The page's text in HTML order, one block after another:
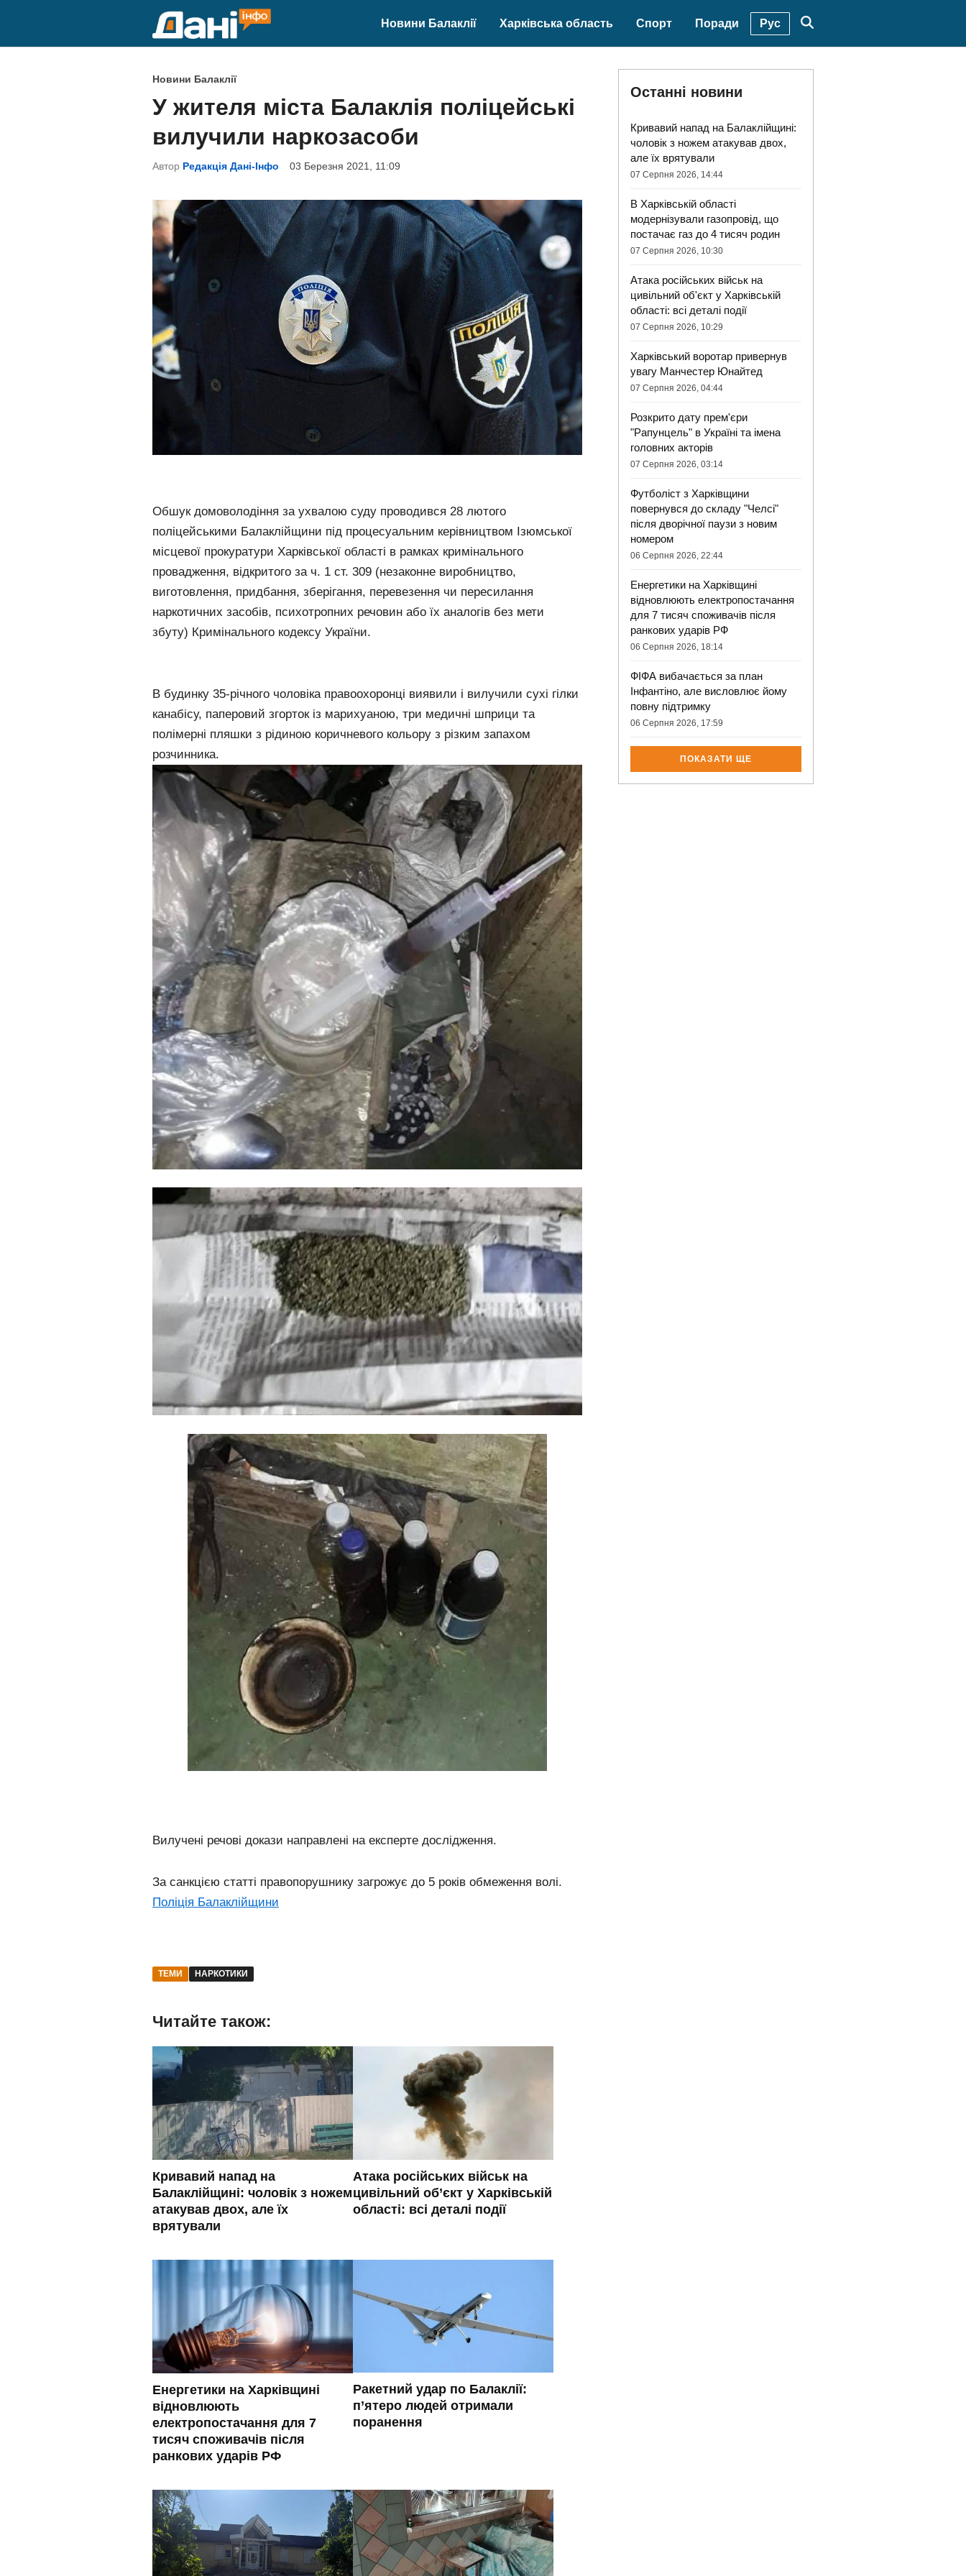
Новини Балаклії Харківська область Спорт Поради Рус
P
o
s
i
n
Новини Балаклії
У жителя міста Балаклія поліцейські
вилучили наркозасоби
Автор Редакція Дані-Інфо 03 Березня 2021, 11:09
Обшук домоволодіння за ухвалою суду проводився 28 лютого
поліцейськими Балаклійщини під процесуальним керівництвом Ізюмської
місцевої прокуратури Харківської області в рамках кримінального
провадження, відкритого за ч. 1 ст. 309 (незаконне виробництво,
виготовлення, придбання, зберігання, перевезення чи пересилання
наркотичних засобів, психотропних речовин або їх аналогів без мети
збуту) Кримінального кодексу України.
В будинку 35-річного чоловіка правоохоронці виявили і вилучили сухі гілки
канабісу, паперовий згорток із марихуаною, три медичні шприци та
полімерні пляшки з рідиною коричневого кольору з різким запахом
розчинника.
Вилучені речові докази направлені на експерте дослідження.
За санкцією статті правопорушнику загрожує до 5 років обмеження волі.
Поліція Балаклійщини
ТЕМИ НАРКОТИКИ
Читайте також:
Кривавий напад на
Балаклійщині: чоловік з ножем
атакував двох, але їх
врятували
Атака російських військ на
цивільний об’єкт у Харківській
області: всі деталі події
Енергетики на Харківщині
відновлюють
електропостачання для 7
тисяч споживачів після
ранкових ударів РФ
Ракетний удар по Балаклії:
п’ятеро людей отримали
поранення
Останні новини
Кривавий напад на Балаклійщині:
чоловік з ножем атакував двох,
але їх врятували
07 Серпня 2026, 14:44
В Харківській області
модернізували газопровід, що
постачає газ до 4 тисяч родин
07 Серпня 2026, 10:30
Атака російських військ на
цивільний об'єкт у Харківській
області: всі деталі події
07 Серпня 2026, 10:29
Харківський воротар привернув
увагу Манчестер Юнайтед
07 Серпня 2026, 04:44
Розкрито дату прем'єри
"Рапунцель" в Україні та імена
головних акторів
07 Серпня 2026, 03:14
Футболіст з Харківщини
повернувся до складу "Челсі"
після дворічної паузи з новим
номером
06 Серпня 2026, 22:44
Енергетики на Харківщині
відновлюють електропостачання
для 7 тисяч споживачів після
ранкових ударів РФ
06 Серпня 2026, 18:14
ФІФА вибачається за план
Інфантіно, але висловлює йому
повну підтримку
06 Серпня 2026, 17:59
ПОКАЗАТИ ЩЕ